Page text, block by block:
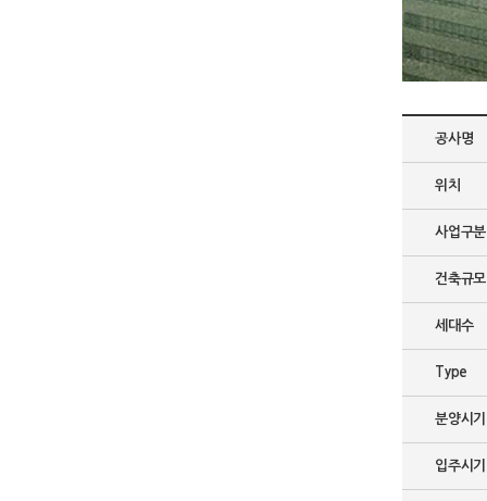
공사명
위치
사업구분
건축규모
세대수
Type
분양시기
입주시기